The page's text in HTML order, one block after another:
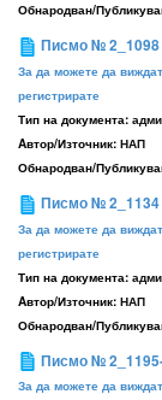
Обнародван/
Писмо № 2_1098
За да можете да
регистрирате
Тип на документа:
Aвтор/Източник: НАП
Обнародван/
Писмо № 2_1134
За да можете да
регистрирате
Тип на документа:
Aвтор/Източник: НАП
Обнародван/
Писмо №
За да можете да